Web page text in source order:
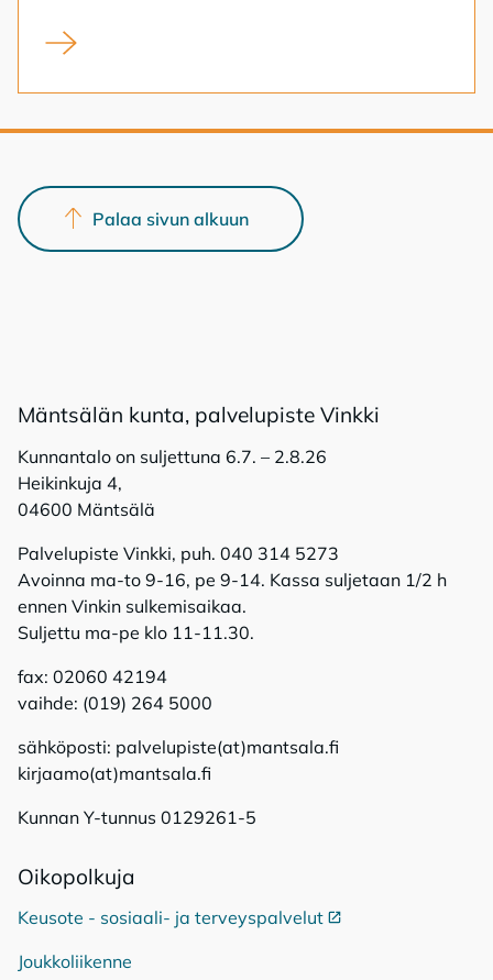
Kunnan kampanja tarjoaa omakotitontteja alehintaan
Mänt­sä­län kun­ta, pal­ve­lu­pis­te Vink­ki
Kunnantalo on suljettuna 6.7. – 2.8.26
Heikinkuja 4,
04600 Mäntsälä
Palvelupiste Vinkki, puh. 040 314 5273
Avoinna ma-to 9-16, pe 9-14. Kassa suljetaan 1/2 h
ennen Vinkin sulkemisaikaa.
Suljettu ma-pe klo 11-11.30.
fax: 02060 42194
vaihde: (019) 264 5000
sähköposti: palvelupiste(at)mantsala.fi
kirjaamo(at)mantsala.fi
Kunnan Y-tunnus 0129261-5
Oi­ko­pol­ku­ja
Keusote - sosiaali- ja terveyspalvelut Ulkoinen linkki
Joukkoliikenne
Palaa sivun alkuun